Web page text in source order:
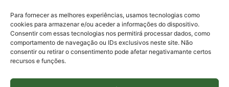
Para fornecer as melhores experiências, usamos tecnologias como
cookies para armazenar e/ou aceder a informações do dispositivo.
Consentir com essas tecnologias nos permitirá processar dados, como
comportamento de navegação ou IDs exclusivos neste site. Não
consentir ou retirar o consentimento pode afetar negativamante certos
recursos e funções.
Para assuntos relacionados à Pesquisa
pesquisa@fapesc.sc.gov.br
Para assuntos relacionados à Inovação
inovacao@fapesc.sc.gov.br
Para assuntos relacionados à Bolsas
bolsas@fapesc.sc.gov.br
Para assuntos relacionados à Prestação de Contas
Para assuntos relacionados à Plataforma